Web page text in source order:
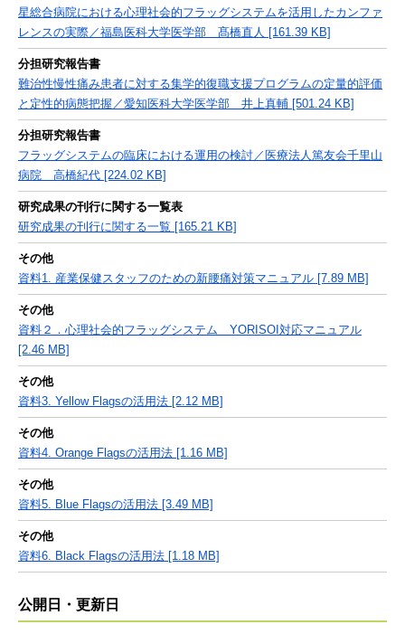
星総合病院における心理社会的フラッグシステムを活用したカンファ
レンスの実際／福島医科大学医学部 髙橋直人 [161.39 KB]
分担研究報告書
難治性慢性痛み患者に対する集学的復職支援プログラムの定量的評価
と定性的病態把握／愛知医科大学医学部 井上真輔 [501.24 KB]
分担研究報告書
フラッグシステムの臨床における運用の検討／医療法人篤友会千里山
病院 高橋紀代 [224.02 KB]
研究成果の刊行に関する一覧表
研究成果の刊行に関する一覧 [165.21 KB]
その他
資料1. 産業保健スタッフのための新腰痛対策マニュアル [7.89 MB]
その他
資料２．心理社会的フラッグシステム YORISOI対応マニュアル
[2.46 MB]
その他
資料3. Yellow Flagsの活用法 [2.12 MB]
その他
資料4. Orange Flagsの活用法 [1.16 MB]
その他
資料5. Blue Flagsの活用法 [3.49 MB]
その他
資料6. Black Flagsの活用法 [1.18 MB]
公開日・更新日